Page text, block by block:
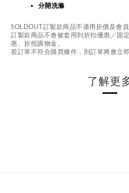
分開洗滌
SOLDOUT訂製款商品不適用折價及會員
訂製款商品不會被套用到折扣優惠／固
惠、折抵購物金。
若訂單不符合購買條件，則訂單將會立
了解更